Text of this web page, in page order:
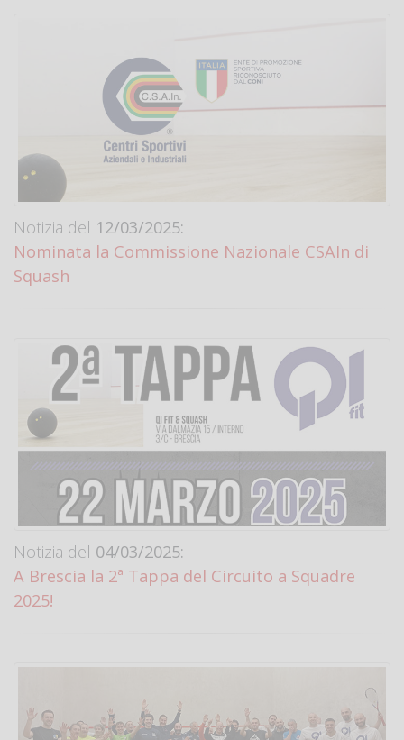
Notizia del 12/03/2025:
Nominata la Commissione Nazionale CSAIn di
Squash
Notizia del 04/03/2025:
A Brescia la 2ª Tappa del Circuito a Squadre
2025!